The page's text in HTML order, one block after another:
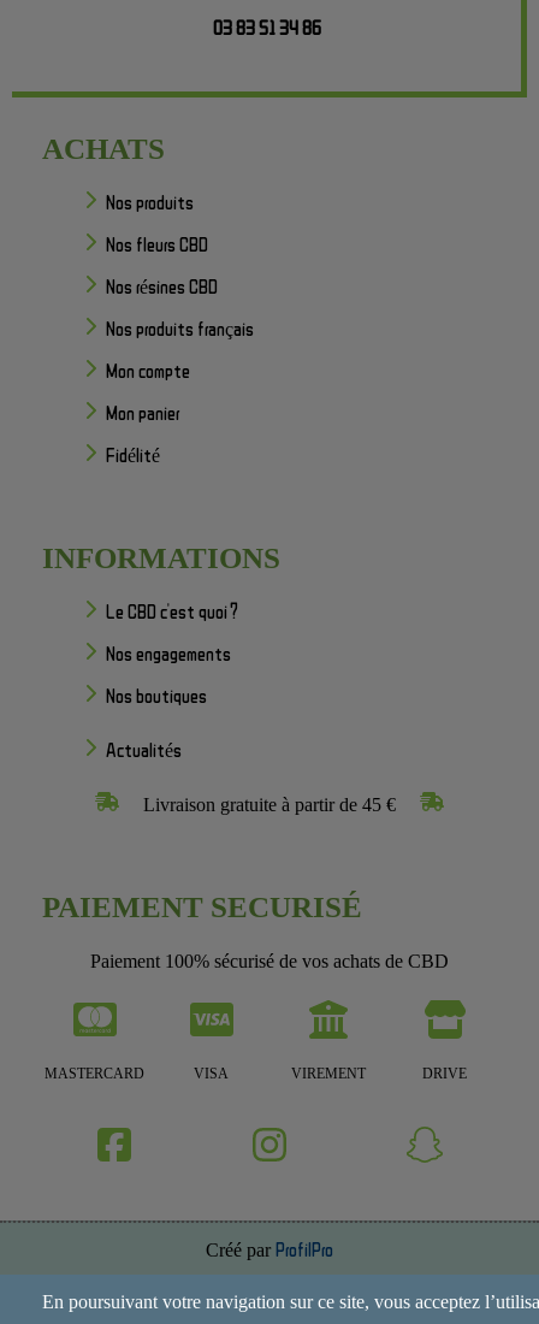
En poursuivant votre navigation sur ce site, vous acceptez
03 83 51 34 86
ACHATS
Nos produits
Nos fleurs CBD
Nos résines CBD
Nos produits français
Mon compte
Mon panier
Fidélité
INFORMATIONS
Le CBD c'est quoi ?
Nos engagements
Nos boutiques
Actualités
Livraison gratuite à partir de 45 €
PAIEMENT SECURISÉ
Paiement 100% sécurisé de vos achats de CBD
MASTERCARD VISA VIREMENT DRIVE
Créé par ProfilPro
Annuaire de site